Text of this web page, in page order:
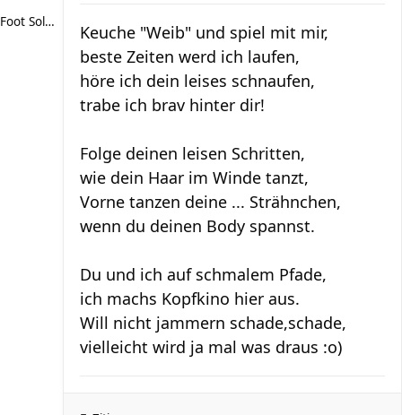
Foot Soldier
Keuche "Weib" und spiel mit mir,
beste Zeiten werd ich laufen,
höre ich dein leises schnaufen,
trabe ich brav hinter dir!
Folge deinen leisen Schritten,
wie dein Haar im Winde tanzt,
Vorne tanzen deine ... Strähnchen,
wenn du deinen Body spannst.
Du und ich auf schmalem Pfade,
ich machs Kopfkino hier aus.
Will nicht jammern schade,schade,
vielleicht wird ja mal was draus :o)